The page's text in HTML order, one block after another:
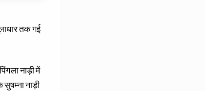
तक गई
नाड़ी में
नाड़ी